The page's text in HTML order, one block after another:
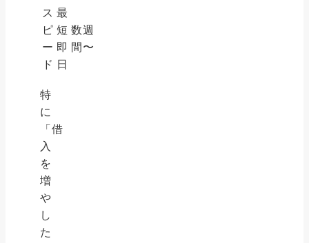
ス
ピ
ー
ド
最
短
即
日
数週
間〜
特
に
「借
入
を
増
や
し
た